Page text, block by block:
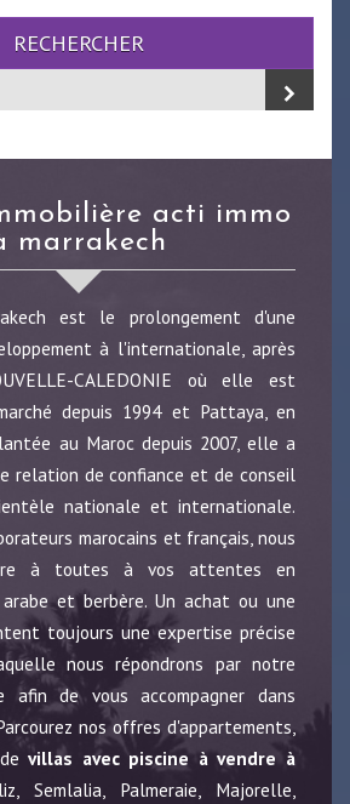
RECHERCHER
marrakech
est le prolongement d'une
à l'internationale, après
CALEDONIE où elle est
depuis 1994 et Pattaya, en
au Maroc depuis 2007, elle a
relation de confiance et de conseil
nationale et internationale.
marocains et français, nous
à toutes à vos attentes en
arabe et berbère. Un achat ou une
toujours une expertise précise
nous répondrons par notre
afin de vous accompagner dans
nos offres d'appartements,
devillas avec piscine à vendre à
Semlalia, Palmeraie, Majorelle,